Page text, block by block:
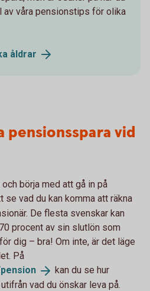
av våra pensionstips för olika
åldrar
pensionsspara vid
börja med att gå in på
se vad du kan komma att räkna
De flesta svenskar kan
procent av sin slutlön som
dig – bra! Om inte, är det läge
På
pension
kan du se hur
vad du önskar leva på.